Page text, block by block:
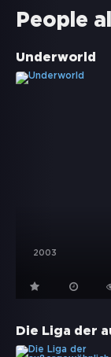
People
Underworld
2003